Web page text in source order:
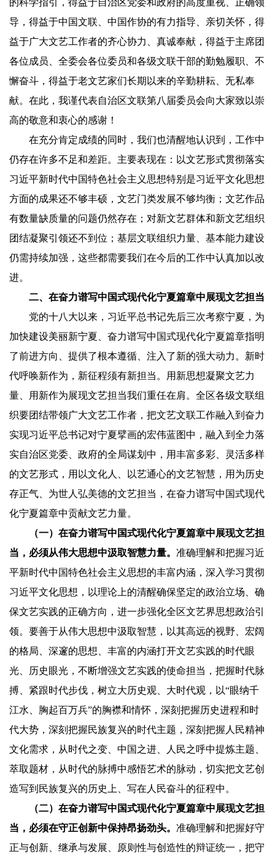
的科学指引，得益于自治区党委和政府的高度重视、正确领
导，得益于中国文联、中国作协的有力指导、亲切关怀，得
益于广大文艺工作者的齐心协力、真诚奉献，得益于主席团
各位成员、全委会各位委员和各级文联干部的勤勉履职、不
懈奋斗，得益于老文艺家们长期以来的辛勤耕耘、无私奉
献。在此，我谨代表自治区文联第八届委员会向大家致以崇
高的敬意和衷心的感谢！
在充分肯定成绩的同时，我们也清醒地认识到，工作中
仍存在许多不足和差距。主要表现在：以文艺形式贯彻落实
习近平新时代中国特色社会主义思想特别是习近平文化思想
方面的成果还不够丰硕，文艺门类发展不够均衡；文艺作品
有数量缺质量的问题仍然存在；对新文艺群体和新文艺组织
团结凝聚引领还不到位；基层文联组织力量、基本能力建设
仍需持续加强，这些都需要我们在今后的工作中认真加以改
进。
二、在奋力谱写中国式现代化宁夏篇章中展现文艺担当
党的十八大以来，习近平总书记先后三次考察宁夏，为
加快建设美丽新宁夏、奋力谱写中国式现代化宁夏篇章指明
了前进方向、提供了根本遵循、注入了新的强大动力。新时
代呼唤新作为，新征程须有新担当。用新思想凝聚文艺力
量、用新作为展现文艺担当我们重任在肩。全区各级文联组
织要团结带领广大文艺工作者，把文艺文联工作融入到奋力
实现习近平总书记对宁夏擘画的宏伟蓝图中，融入到全力落
实自治区党委、政府的全局谋划中，用丰富多彩、灵活多样
的文艺形式，用以文化人、以艺通心的文艺智慧，用为历史
存正气、为世人弘美德的文艺担当，在奋力谱写中国式现代
化宁夏篇章中贡献文艺力量。
（一）在奋力谱写中国式现代化宁夏篇章中展现文艺担
当，必须从伟大思想中汲取智慧力量。 准确理解和把握习近
平新时代中国特色社会主义思想的丰富内涵，深入学习贯彻
习近平文化思想，以理论上的清醒确保坚定的政治立场、确
保文艺实践的正确方向，进一步强化全区文艺界思想政治引
领。要善于从伟大思想中汲取智慧，以其高远的视野、宏阔
的格局、深邃的思想、丰富的内涵打开文艺实践的时代眼
光、历史眼光，不断增强文艺实践的使命担当，把握时代脉
搏、紧跟时代步伐，树立大历史观、大时代观，以“眼纳千
江水、胸起百万兵”的胸襟和情怀，深刻把握历史进程和时
代大势，深刻把握民族复兴的时代主题，深刻把握人民精神
文化需求，从时代之变、中国之进、人民之呼中提炼主题、
萃取题材，从时代的脉搏中感悟艺术的脉动，切实把文艺创
造写到民族复兴的历史上、写在人民奋斗的征程中。
（二）在奋力谱写中国式现代化宁夏篇章中展现文艺担
当，必须在守正创新中保持昂扬劲头。 准确理解和把握好守
正与创新、继承与发展、原则性与创造性的辩证统一，把守